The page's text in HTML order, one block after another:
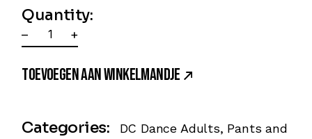
Quantity:
– +
TOEVOEGEN AAN WINKELMANDJE
Categories: DC Dance Adults, Pants and